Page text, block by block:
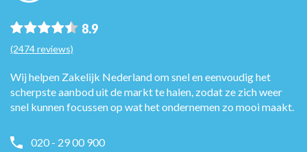
8.9
(2474 reviews)
Wij helpen Zakelijk Nederland om snel en eenvoudig het
scherpste aanbod uit de markt te halen, zodat ze zich weer
snel kunnen focussen op wat het ondernemen zo mooi maakt.
020 - 29 00 900